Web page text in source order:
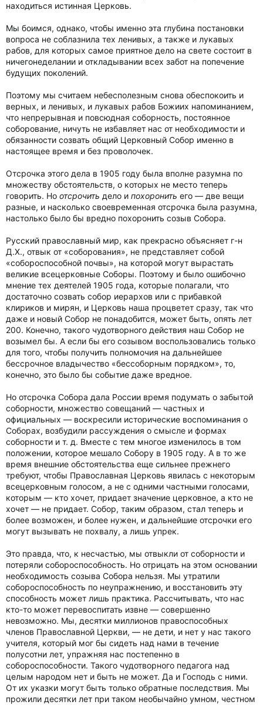
находиться истинная Церковь.
Мы боимся, однако, чтобы именно эта глубина постановки
вопроса не соблазнила тех ленивых, а также и лукавых
рабов, для которых самое приятное дело на свете состоит в
ничегонеделании и откладывании всех забот на попечение
будущих поколений.
Поэтому мы считаем небесполезным снова обеспокоить и
верных, и ленивых, и лукавых рабов Божиих напоминанием,
что непрерывная и повсюдная соборность, постоянное
соборование, ничуть не избавляет нас от необходимости и
обязанности созвать общий Церковный Собор именно в
настоящее время и без проволочек.
Отсрочка этого дела в 1905 году была вполне разумна по
множеству обстоятельств, о которых не место теперь
говорить. Но отсрочить дело и похоронить его — две вещи
разные, и насколько своевременная отсрочка была разумна,
настолько было бы вредно похоронить созыв Собора.
Русский православный мир, как прекрасно объясняет г-н
Д.Х., отвык от «соборования», не представляет собой
«собороспособной почвы», на которой могут вырастать
великие всецерковные Соборы. Поэтому и было ошибочно
мнение тех деятелей 1905 года, которые полагали, что
достаточно созвать собор иерархов или с прибавкой
клириков и мирян, и Церковь наша процветет сразу, так что
даже и новый Собор не понадобится, может быть, опять лет
200. Конечно, такого чудотворного действия наш Собор не
возымел бы. А если бы его созывом воспользовались только
для того, чтобы получить полномочия на дальнейшее
бессрочное владычество «бессоборным порядком», то,
конечно, это было бы событие даже вредное.
Но отсрочка Собора дала России время подумать о забытой
соборности, множество совещаний — частных и
официальных — воскресили исторические воспоминания о
Соборах, возбудили рассуждения о смысле и формах
соборности и т. д. Вместе с тем многое изменилось в том
положении, которое мешало Собору в 1905 году. А в то же
время внешние обстоятельства еще сильнее прежнего
требуют, чтобы Православная Церковь явилась с некоторым
всецерковным голосом, а не с одними частными голосами,
которым — кто хочет, придает значение церковное, а кто не
хочет — не придает. Собор, таким образом, стал теперь и
более возможен, и более нужен, и дальнейшие отсрочки его
могут вызывать не похвалу, а лишь упрек.
Это правда, что, к несчастью, мы отвыкли от соборности и
потеряли собороспособность. Но отрицать на этом основании
необходимость созыва Собора нельзя. Мы утратили
собороспособность по неупражнению, и восстановить эту
способность может лишь практика. Рассчитывать, что нас
кто-то может перевоспитать извне — совершенно
невозможно. Мы, десятки миллионов правоспособных
членов Православной Церкви, — не дети, и нет у нас такого
учителя, который мог бы сидеть над нами в течение
полусотни лет, упражняя нас постепенно в
собороспособности. Такого чудотворного педагога над
целым народом нет и быть не может. Да и Господь с ними.
От их указки могут быть только обратные последствия. Мы
прожили десятки лет при таком необычайно умном, честном